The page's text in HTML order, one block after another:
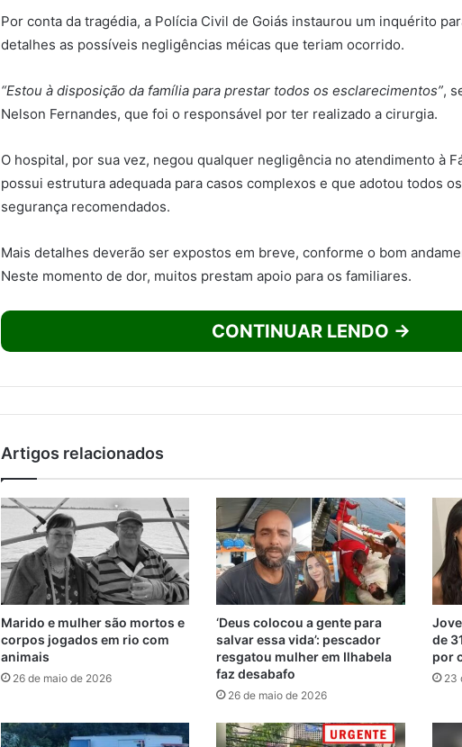
Por conta da tragédia, a Polícia Civil de Goiás instaurou um inquérito
detalhes as possíveis negligências méicas que teriam ocorrido.
“Estou à disposição da família para prestar todos os esclarecimentos”,
Nelson Fernandes, que foi o responsável por ter realizado a cirurgia.
O hospital, por sua vez, negou qualquer negligência no atendimento à
possui estrutura adequada para casos complexos e que adotou todos
segurança recomendados.
Mais detalhes deverão ser expostos em breve, conforme o bom
Neste momento de dor, muitos prestam apoio para os familiares.
CONTINUAR LENDO →
Artigos relacionados
Marido e mulher são mortos e
corpos jogados em rio com
animais
26 de maio de 2026
‘Deus colocou a gente para
salvar essa vida’: pescador
resgatou mulher em Ilhabela
faz desabafo
26 de maio de 2026
de
por
23